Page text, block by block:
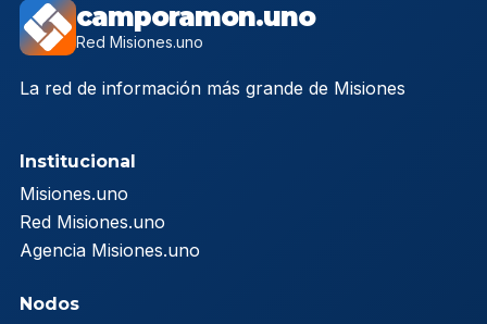
camporamon.uno
Red Misiones.uno
La red de información más grande de Misiones
Institucional
Misiones.uno
Red Misiones.uno
Agencia Misiones.uno
Nodos